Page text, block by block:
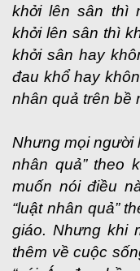
khởi lên sân thì
khởi lên sân thì
khởi sân hay
đau khổ hay
nhân quả trên bề
Nhưng mọi người
nhân quả” theo
muốn nói điều
“luật nhân quả”
giáo. Nhưng khi
thêm về cuộc